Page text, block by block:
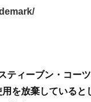
ティーブン・コー
用を放棄していると